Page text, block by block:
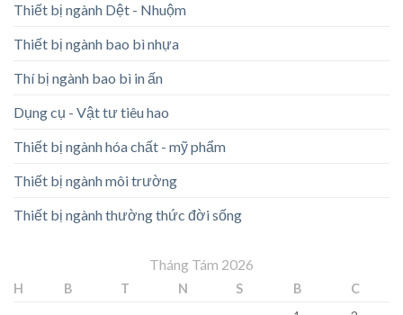
Thiết bị ngành Dệt - Nhuộm
Thiết bị ngành bao bì nhựa
Thí bị ngành bao bì in ấn
Dụng cụ - Vật tư tiêu hao
Thiết bị ngành hóa chất - mỹ phẩm
Thiết bị ngành môi trường
Thiết bị ngành thường thức đời sống
Tháng Tám 2026
H B T N S B
C